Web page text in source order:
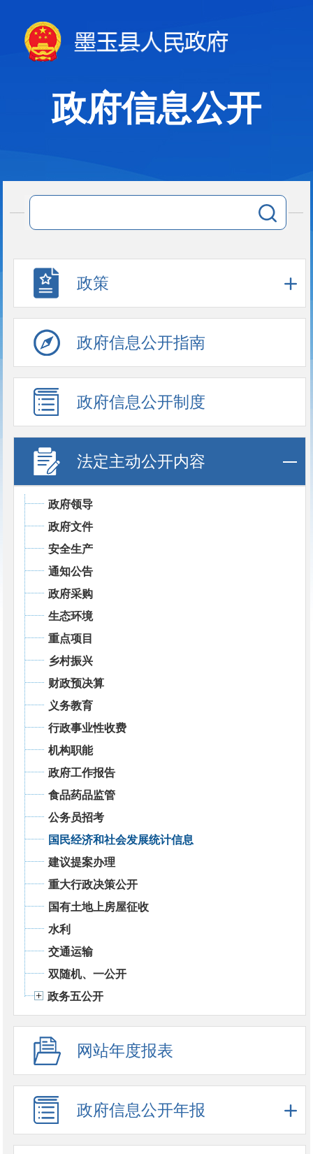
政府信息公开
政策
政府信息公开指南
政府信息公开制度
法定主动公开内容
政府领导
政府文件
安全生产
通知公告
政府采购
生态环境
重点项目
乡村振兴
财政预决算
义务教育
行政事业性收费
机构职能
政府工作报告
食品药品监管
公务员招考
国民经济和社会发展统计信息
建议提案办理
重大行政决策公开
国有土地上房屋征收
水利
交通运输
双随机、一公开
政务五公开
网站年度报表
政府信息公开年报